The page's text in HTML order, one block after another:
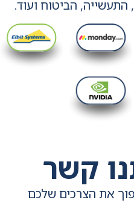
הביטוח ועוד.
קשר
את הצרכים שלכם